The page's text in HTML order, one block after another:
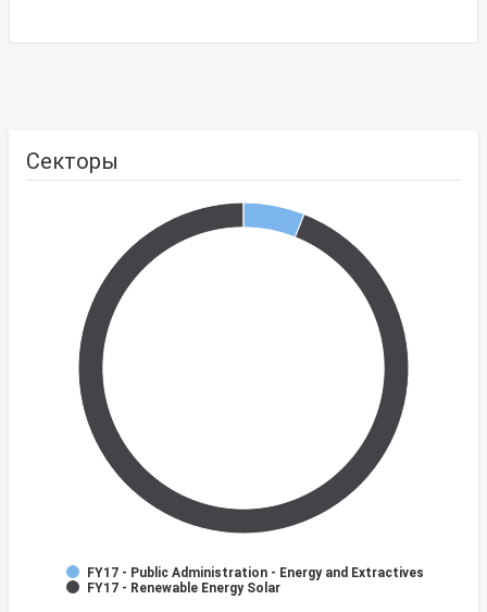
Секторы
FY17 - Public Administration - Energy and Extractives
FY17 - Renewable Energy Solar